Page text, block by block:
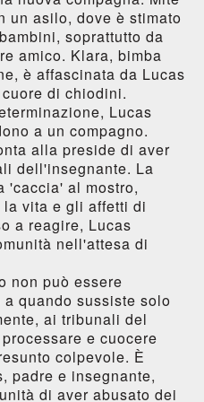
un asilo, dove è stimato
soprattutto da
amico. Klara, bimba
è affascinata da Lucas
di chiodini.
Lucas
a un compagno.
alla preside di aver
dell'insegnante. La
'caccia' al mostro,
vita e gli affetti di
a reagire, Lucas
nell'attesa di
non può essere
quando sussiste solo
ai tribunali del
e cuocere
colpevole. È
padre e insegnante,
di aver abusato dei